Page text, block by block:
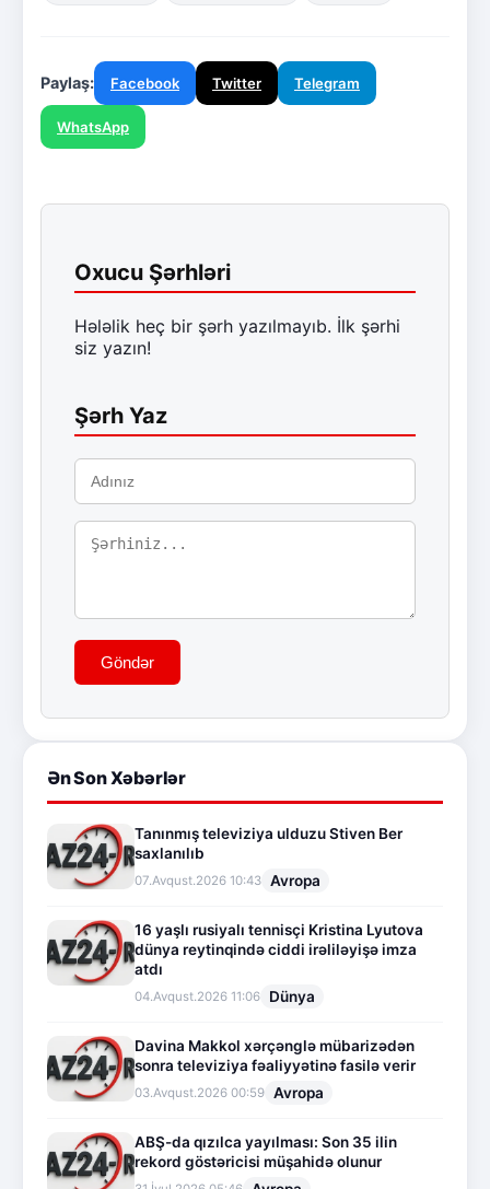
Paylaş: Facebook Twitter Telegram
WhatsApp
Oxucu Şərhləri
Hələlik heç bir şərh yazılmayıb. İlk şərhi
siz yazın!
Şərh Yaz
Göndər
Ən Son Xəbərlər
Tanınmış televiziya ulduzu Stiven Ber
saxlanılıb
07.Avqust.2026 10:43 Avropa
16 yaşlı rusiyalı tennisçi Kristina Lyutova
dünya reytinqində ciddi irəliləyişə imza
atdı
04.Avqust.2026 11:06 Dünya
Davina Makkol xərçənglə mübarizədən
sonra televiziya fəaliyyətinə fasilə verir
03.Avqust.2026 00:59 Avropa
ABŞ-da qızılca yayılması: Son 35 ilin
rekord göstəricisi müşahidə olunur